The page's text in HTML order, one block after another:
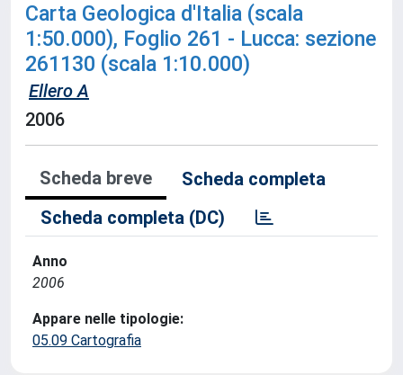
Carta Geologica d'Italia (scala
1:50.000), Foglio 261 - Lucca: sezione
261130 (scala 1:10.000)
Ellero A
2006
Scheda breve
Scheda completa
Scheda completa (DC)
Anno
2006
Appare nelle tipologie:
05.09 Cartografia